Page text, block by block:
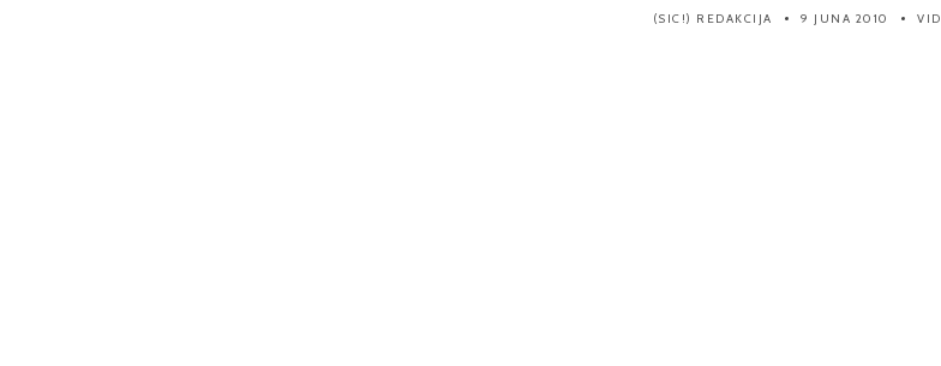
(SIC!) REDAKCIJA 9 JUNA 2010